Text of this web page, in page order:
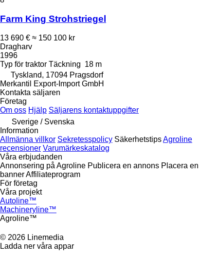
Farm King Strohstriegel
13 690 € ≈ 150 100 kr
Dragharv
1996
Typ för traktor Täckning 18 m
Tyskland, 17094 Pragsdorf
Merkantil Export-Import GmbH
Kontakta säljaren
Företag
Om oss Hjälp Säljarens kontaktuppgifter
Sverige / Svenska
Information
Allmänna villkor Sekretesspolicy SäkerhetstipsAgroline
recensioner Varumärkeskatalog
Våra erbjudanden
Annonsering på Agroline Publicera en annons Placera en
bannerAffiliateprogram
För företag
Våra projekt
Autoline™
Machineryline™
Agroline™
© 2026 Linemedia
Ladda ner våra appar